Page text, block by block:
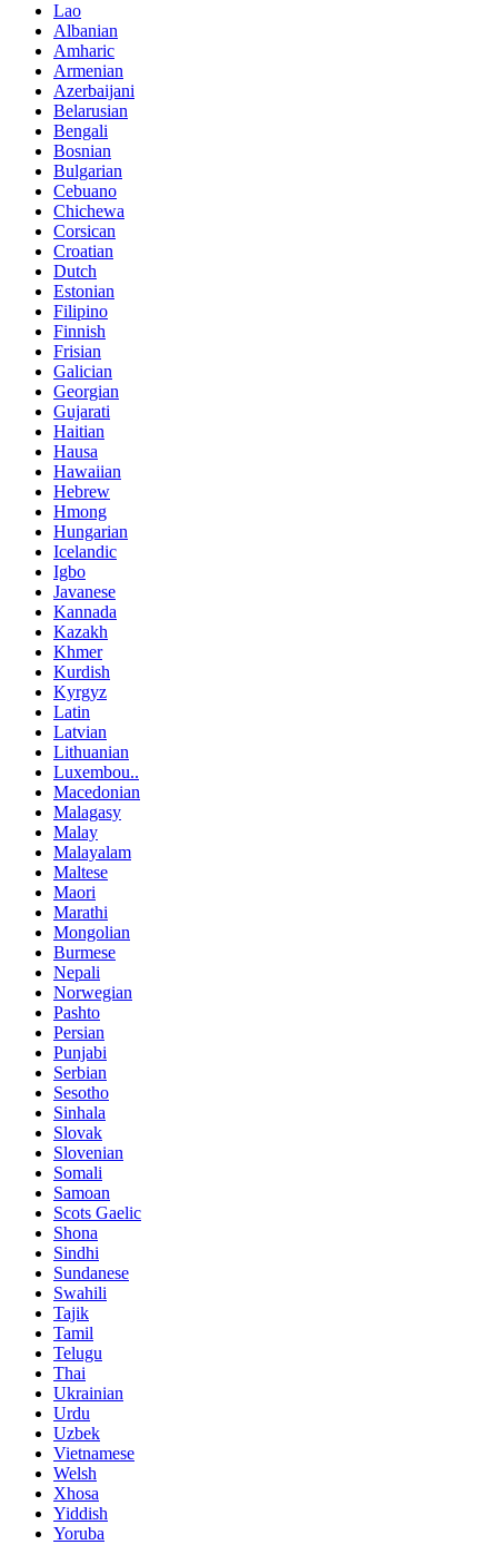
Lao
Albanian
Amharic
Armenian
Azerbaijani
Belarusian
Bengali
Bosnian
Bulgarian
Cebuano
Chichewa
Corsican
Croatian
Dutch
Estonian
Filipino
Finnish
Frisian
Galician
Georgian
Gujarati
Haitian
Hausa
Hawaiian
Hebrew
Hmong
Hungarian
Icelandic
Igbo
Javanese
Kannada
Kazakh
Khmer
Kurdish
Kyrgyz
Latin
Latvian
Lithuanian
Luxembou..
Macedonian
Malagasy
Malay
Malayalam
Maltese
Maori
Marathi
Mongolian
Burmese
Nepali
Norwegian
Pashto
Persian
Punjabi
Serbian
Sesotho
Sinhala
Slovak
Slovenian
Somali
Samoan
Scots Gaelic
Shona
Sindhi
Sundanese
Swahili
Tajik
Tamil
Telugu
Thai
Ukrainian
Urdu
Uzbek
Vietnamese
Welsh
Xhosa
Yiddish
Yoruba